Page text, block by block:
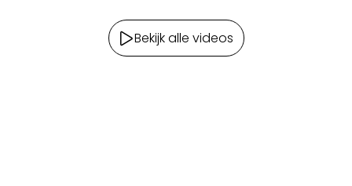
Bekijk alle videos